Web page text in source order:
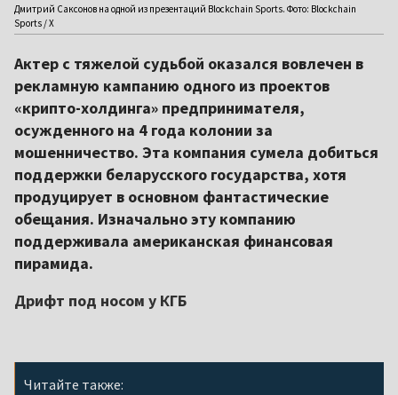
Дмитрий Саксонов на одной из презентаций Blockchain Sports. Фото: Blockchain
Sports / X
Актер с тяжелой судьбой оказался вовлечен в
рекламную кампанию одного из проектов
«крипто-холдинга» предпринимателя,
осужденного на 4 года колонии за
мошенничество. Эта компания сумела добиться
поддержки беларусского государства, хотя
продуцирует в основном фантастические
обещания. Изначально эту компанию
поддерживала американская финансовая
пирамида.
Дрифт под носом у КГБ
Читайте также: